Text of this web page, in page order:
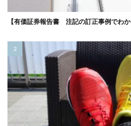
【有価証券報告書 注記の訂正事例でわか